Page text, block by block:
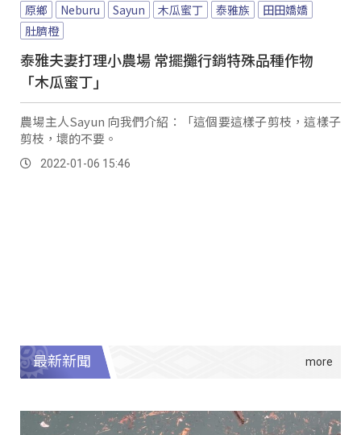
原鄉 Neburu Sayun 木瓜蜜丁 泰雅族
田田嬌嬌
肚臍橙
泰雅夫妻打理小農場 常擺攤行銷特殊品種作物
「木瓜蜜丁」
農場主人Sayun 向我們介紹：「這個要這樣子剪枝，這樣子
剪枝，壞的不要。
2022-01-06 15:46
最新新聞